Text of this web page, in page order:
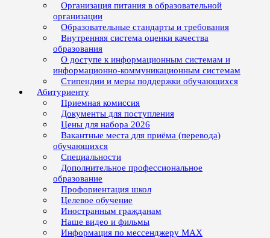
Организация питания в образовательной
организации
Образовательные стандарты и требования
Внутренняя система оценки качества
образования
О доступе к информационным системам и
информационно-коммуникационным системам
Стипендии и меры поддержки обучающихся
Абитуриенту
Приемная комиссия
Документы для поступления
Цены для набора 2026
Вакантные места для приёма (перевода)
обучающихся
Специальности
Дополнительное профессиональное
образование
Профориентация школ
Целевое обучение
Иностранным гражданам
Наше видео и фильмы
Информация по мессенджеру MAX